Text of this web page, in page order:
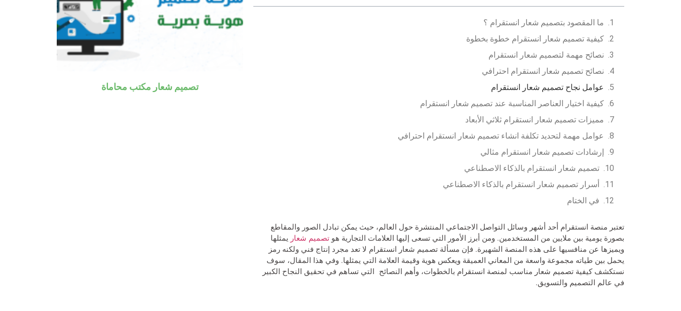
ما المقصود بتصميم شعار انستقرام ؟
كيفية تصميم شعار انستقرام خطوة بخطوة
نصائح مهمة لتصميم شعار انستقرام
نصائح تصميم شعار انستقرام احترافي
عوامل نجاح تصميم شعار انستقرام
كيفية اختيار العناصر المناسبة عند تصميم شعار انستقرام
مميزات تصميم شعار انستقرام ثلاثي الأبعاد
عوامل مهمة لتحديد تكلفة انشاء تصميم شعار انستقرام احترافي
إرشادات تصميم شعار انستقرام مثالي
تصميم شعار انستقرام بالذكاء الاصطناعي
أسرار تصميم شعار انستقرام بالذكاء الاصطناعي
في الختام
تعتبر منصة انستقرام أحد أشهر وسائل التواصل الاجتماعي المنتشرة حول العالم، حيث يمكن تبادل الصور والمقاطع
بصورة يومية بين ملايين من المستخدمين. ومن أبرز الأمور التي تسعى إليها العلامات التجارية هو تصميم شعار يمثلها
ويميزها عن منافسيها على هذه المنصة الشهيرة. فإن مسألة تصميم شعار انستقرام لا تعد مجرد إنتاج فني ولكنه رمز
يحمل بين طياته مجموعة واسعة من المعاني العميقة ويعكس هوية وقيمة العلامة التي يمثلها. وفي هذا المقال، سوف
نستكشف كيفية تصميم شعار مناسب لمنصة انستقرام بالخطوات، وأهم النصائح التي تساهم في تحقيق النجاح الكبير
في عالم التصميم والتسويق.
تصميم شعار مكتب محاماة